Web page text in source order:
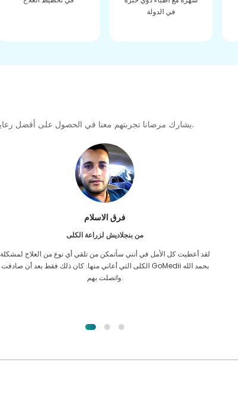
في الدولة
يشارك مرضانا تجربتهم معنا في الحصول على أفضل رعاية صحية عالية الجودة طوال رحلتهم العلاجية لتشكيل رابطة كبيرة للمستقبل.
فرق الاسلام
من بنجلاديش لزراعة الكلى
لقد أعطيت كل الأمل في أنني سأتمكن من تلقي أي نوع من العلاج لمشكلة
الكلى التي أعاني منها. كان ذلك فقط بعد أن صادفت GoMedii بحمد الله
واتصلت بهم.